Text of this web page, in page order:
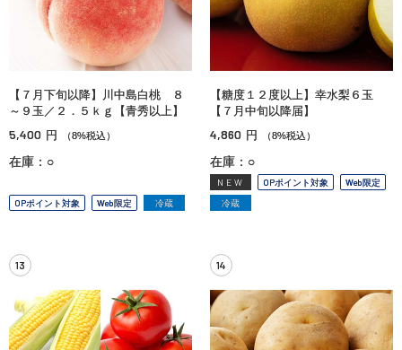
【７月下旬以降】川中島白桃 ８
～９玉／２．５ｋｇ【青秀以上】
5,400 円 （8%税込）
在庫：○
OPポイント対象 Web限定 冷蔵
【糖度１２度以上】幸水梨６玉
【７月中旬以降届】
4,860 円 （8%税込）
在庫：○
NEW OPポイント対象
Web限定
冷蔵
13 14